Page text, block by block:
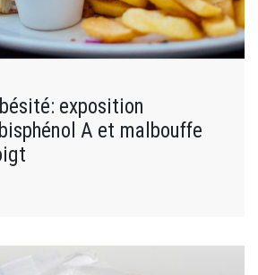
exposition
A et malbouffe